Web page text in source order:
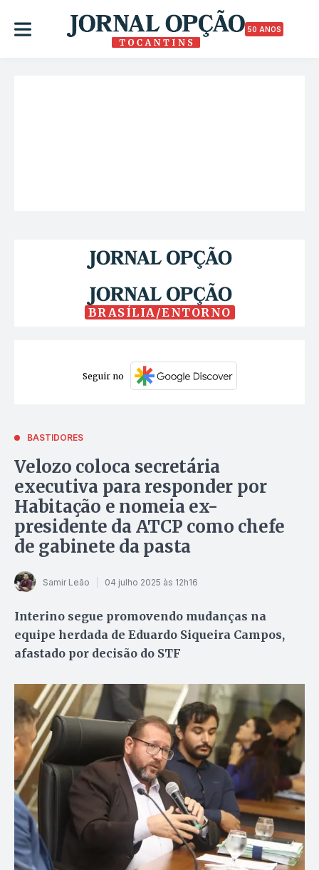
50 ANOS
BRASÍLIA/ENTORNO
Seguir no
BASTIDORES
Velozo coloca secretária
executiva para responder por
Habitação e nomeia ex-
presidente da ATCP como chefe
de gabinete da pasta
Samir Leão 04 julho 2025 às 12h16
Interino segue promovendo mudanças na
equipe herdada de Eduardo Siqueira Campos,
afastado por decisão do STF